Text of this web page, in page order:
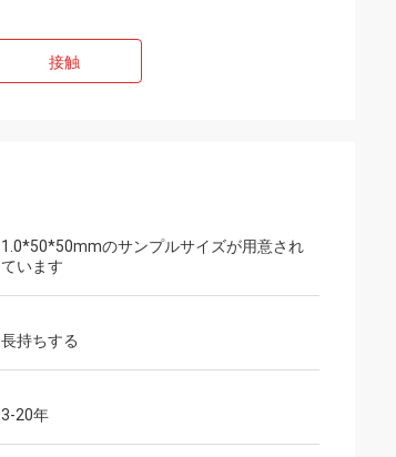
接触
1.0*50*50mmのサンプルサイズが用意され
ています
長持ちする
3-20年